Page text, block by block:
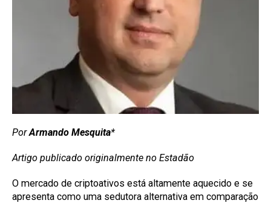
PorArmando Mesquita*
Artigo publicado originalmente no Estadão
O mercado de criptoativos está altamente aquecido e se
apresenta como uma sedutora alternativa em comparação